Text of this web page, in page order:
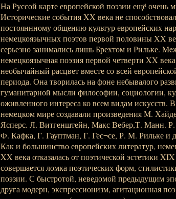
На Руссой карте европейской поэзии ещё очень
Исторические события XX века не
постояннному общению культур европейских
немецкояэычных поэтов первой половины XX
серьезно занимались лишь Брехтом и Рильке.
немецкоязычная поэзия первой четверти XX
необычайный расцвет вместе со всей
периода. Она творилась на фоне небывалого
гуманитарной мысли философии, социологии,
оживленного интереса ко всем видам искусств. В
немецком мире создавали произведения М.
Ясперс. Л. Витгенштейн, Макс Вебер,Т. Манн. Р.
Ф. Кафка, Г. Гауптман, Г. Гес¬се, Р. М. Рильке и
Как и большинство европейских литератур,
XX века отказалась от поэтической эстетики
совершается ломка поэтических форм,
поэзии. С быстротой, неведомой предыдущим
друга модерн, экспрессионизм, агитационная